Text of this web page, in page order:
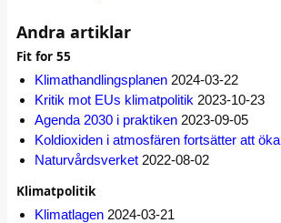
Andra artiklar
Fit for 55
Klimathandlingsplanen 2024-03-22
Kritik mot EUs klimatpolitik 2023-10-23
Agenda 2030 i praktiken 2023-09-05
Koldioxiden i atmosfären fortsätter att öka
Naturvårdsverket 2022-08-02
Klimatpolitik
Klimatlagen 2024-03-21